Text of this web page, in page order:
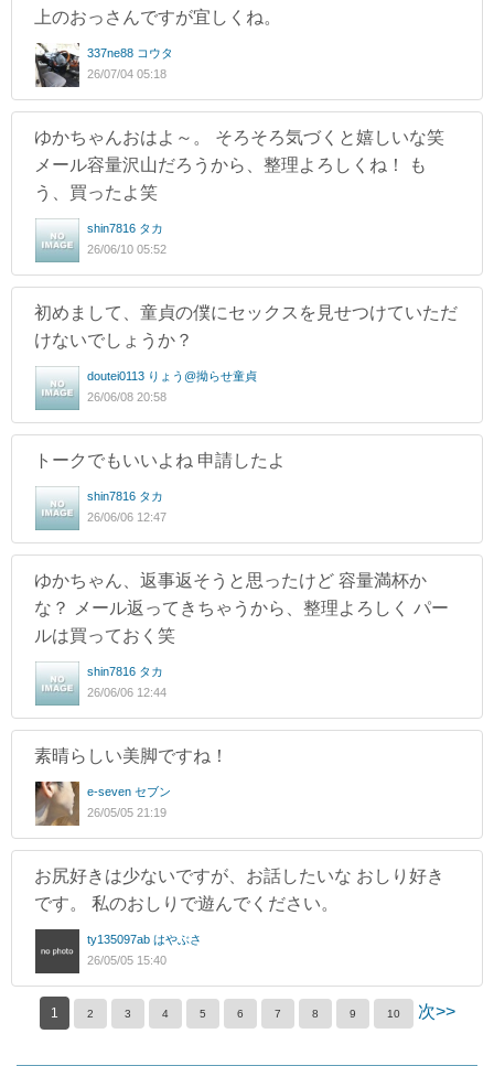
上のおっさんですが宜しくね。
337ne88 コウタ
26/07/04 05:18
ゆかちゃんおはよ～。 そろそろ気づくと嬉しいな笑
メール容量沢山だろうから、整理よろしくね！ も
う、買ったよ笑
shin7816 タカ
26/06/10 05:52
初めまして、童貞の僕にセックスを見せつけていただ
けないでしょうか？
doutei0113 りょう@拗らせ童貞
26/06/08 20:58
トークでもいいよね 申請したよ
shin7816 タカ
26/06/06 12:47
ゆかちゃん、返事返そうと思ったけど 容量満杯か
な？ メール返ってきちゃうから、整理よろしく パー
ルは買っておく笑
shin7816 タカ
26/06/06 12:44
素晴らしい美脚ですね！
e-seven セブン
26/05/05 21:19
お尻好きは少ないですが、お話したいな おしり好き
です。 私のおしりで遊んでください。
ty135097ab はやぶさ
26/05/05 15:40
1 2 3 4 5 6 7 8 9 10 次>>